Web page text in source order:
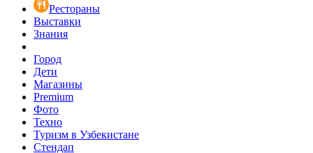
Рестораны
Выставки
Знания
Город
Дети
Магазины
Premium
Фото
Техно
Туризм в Узбекистане
Стендап